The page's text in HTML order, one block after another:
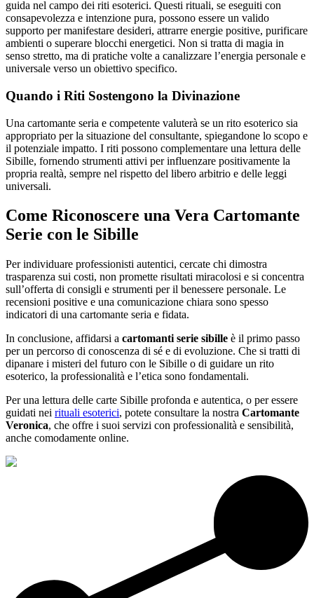
guida nel campo dei riti esoterici. Questi rituali, se eseguiti con
consapevolezza e intenzione pura, possono essere un valido
supporto per manifestare desideri, attrarre energie positive, purificare
ambienti o superare blocchi energetici. Non si tratta di magia in
senso stretto, ma di pratiche volte a canalizzare l’energia personale e
universale verso un obiettivo specifico.
Quando i Riti Sostengono la Divinazione
Una cartomante seria e competente valuterà se un rito esoterico sia
appropriato per la situazione del consultante, spiegandone lo scopo e
il potenziale impatto. I riti possono complementare una lettura delle
Sibille, fornendo strumenti attivi per influenzare positivamente la
propria realtà, sempre nel rispetto del libero arbitrio e delle leggi
universali.
Come Riconoscere una Vera Cartomante
Serie con le Sibille
Per individuare professionisti autentici, cercate chi dimostra
trasparenza sui costi, non promette risultati miracolosi e si concentra
sull’offerta di consigli e strumenti per il benessere personale. Le
recensioni positive e una comunicazione chiara sono spesso
indicatori di una cartomante seria e fidata.
In conclusione, affidarsi a cartomanti serie sibille è il primo passo
per un percorso di conoscenza di sé e di evoluzione. Che si tratti di
dipanare i misteri del futuro con le Sibille o di guidare un rito
esoterico, la professionalità e l’etica sono fondamentali.
Per una lettura delle carte Sibille profonda e autentica, o per essere
guidati nei rituali esoterici, potete consultare la nostra Cartomante
Veronica, che offre i suoi servizi con professionalità e sensibilità,
anche comodamente online.